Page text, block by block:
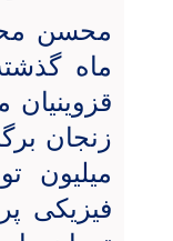
محسن
ماه
میلیون